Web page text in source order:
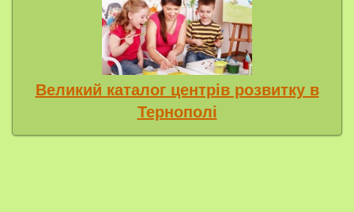
Великий каталог центрів розвитку в
Тернополі